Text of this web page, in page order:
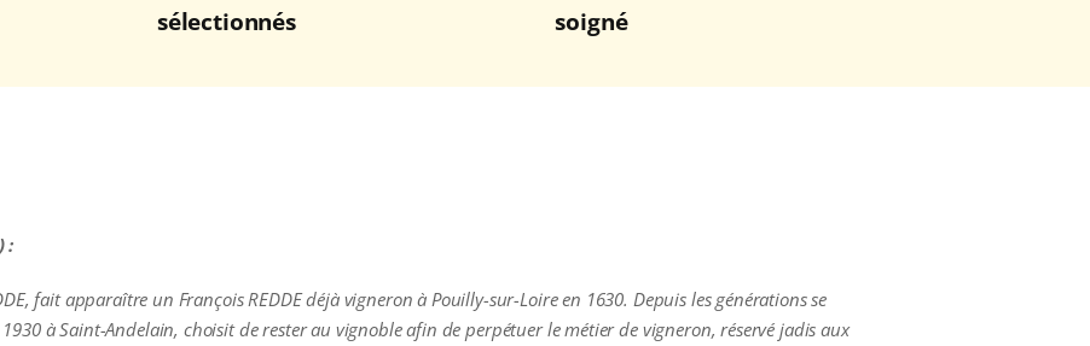
sélectionnés
soigné
:
fait apparaître un François REDDE déjà vigneron à Pouilly-sur-Loire en 1630. Depuis les générations se
1930 à Saint-Andelain, choisit de rester au vignoble afin de perpétuer le métier de vigneron, réservé jadis aux